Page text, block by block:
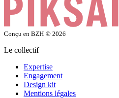
Conçu en BZH © 2026
Le collectif
Expertise
Engagement
Design kit
Mentions légales